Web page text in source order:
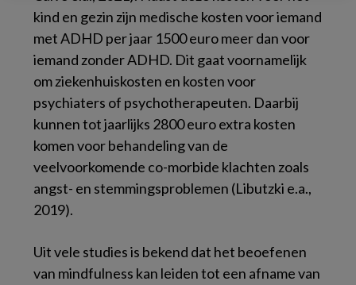
kind en gezin zijn medische kosten voor iemand
met ADHD per jaar 1500 euro meer dan voor
iemand zonder ADHD. Dit gaat voornamelijk
om ziekenhuiskosten en kosten voor
psychiaters of psychotherapeuten. Daarbij
kunnen tot jaarlijks 2800 euro extra kosten
komen voor behandeling van de
veelvoorkomende co-morbide klachten zoals
angst- en stemmingsproblemen (Libutzki e.a.,
2019).
Uit vele studies is bekend dat het beoefenen
van mindfulness kan leiden tot een afname van